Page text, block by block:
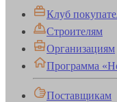
Клуб
Строителям
Организациям
Программа
Поставщикам